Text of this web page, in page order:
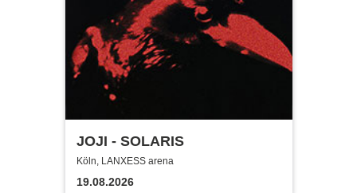
JOJI - SOLARIS
Köln, LANXESS arena
19.08.2026